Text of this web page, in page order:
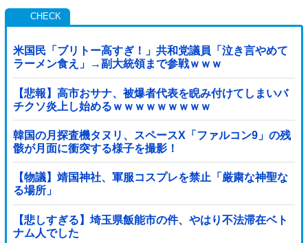
米国民「ブリトー高すぎ！」共和党議員「泣き言やめて
ラーメン食え」→副大統領まで参戦ｗｗｗ
【悲報】高市おサナ、被爆者代表を睨み付けてしまいバ
チクソ炎上し始めるｗｗｗｗｗｗｗｗｗ
韓国の月探査機タヌリ、スペースX「ファルコン9」の残
骸が月面に衝突する様子を撮影！
【物議】靖国神社、軍服コスプレを禁止「厳粛な神聖な
る場所」
【悲しすぎる】埼玉県飯能市の件、やはり不法滞在ベト
ナム人でした